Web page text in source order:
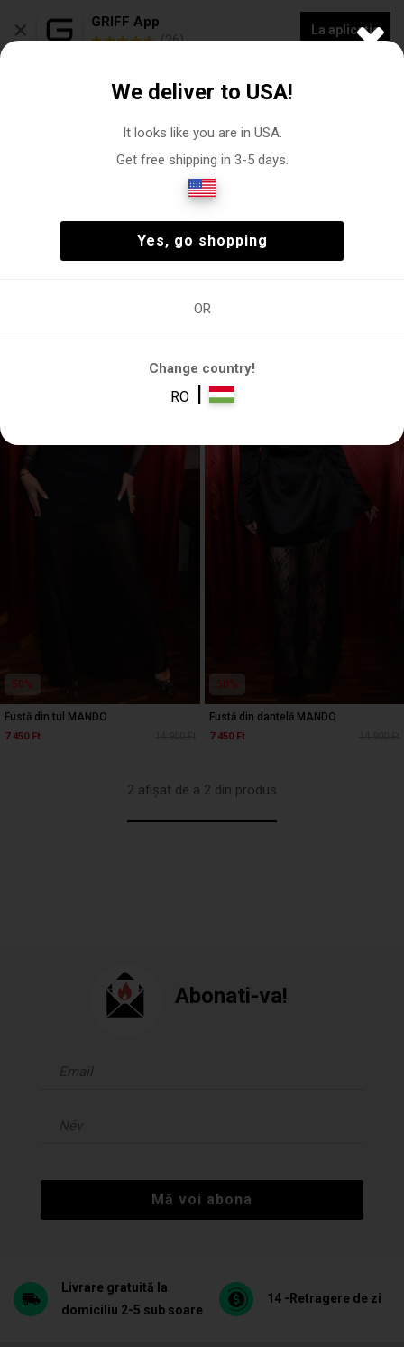
× GRIFF App
(26)
La aplicație
fuste
fuste
Filtre
50%
Fustă din tul MANDO
7 450 Ft
50%
Fustă din dantelă MANDO
7 450 Ft
2 afișat de a 2 din produs
Abonati-va!
Mă voi abona
Livrare gratuită la
domiciliu 2-5 sub soare
14 -Retragere de zi
We deliver to USA!
It looks like you are in USA.
Get free shipping in 3-5 days.
Yes, go shopping
OR
Change country!
RO |